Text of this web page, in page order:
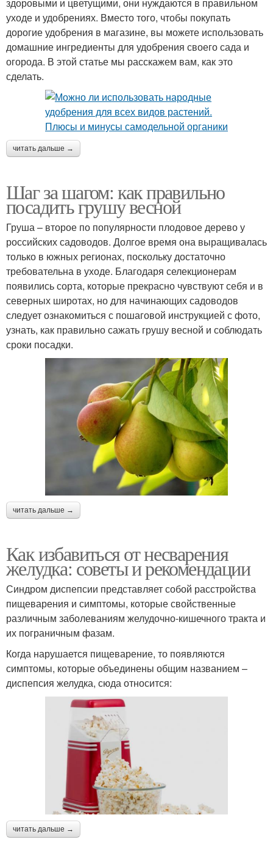
уходе и удобрениях. Вместо того, чтобы покупать
дорогие удобрения в магазине, вы можете использовать
домашние ингредиенты для удобрения своего сада и
огорода. В этой статье мы расскажем вам, как это
сделать.
читать дальше →
Шаг за шагом: как правильно
посадить грушу весной
Груша – второе по популярности плодовое дерево у
российских садоводов. Долгое время она выращивалась
только в южных регионах, поскольку достаточно
требовательна в уходе. Благодаря селекционерам
появились сорта, которые прекрасно чувствуют себя и в
северных широтах, но для начинающих садоводов
следует ознакомиться с пошаговой инструкцией с фото,
узнать, как правильно сажать грушу весной и соблюдать
сроки посадки.
читать дальше →
Как избавиться от несварения
желудка: советы и рекомендации
Синдром диспепсии представляет собой расстройства
пищеварения и симптомы, которые свойственные
различным заболеваниям желудочно-кишечного тракта и
их пограничным фазам.
Когда нарушается пищеварение, то появляются
симптомы, которые объединены общим названием –
диспепсия желудка, сюда относится:
читать дальше →